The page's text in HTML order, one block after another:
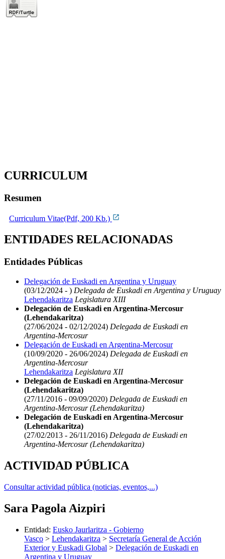
CURRICULUM
Resumen
Curriculum Vitae(Pdf, 200 Kb.)
ENTIDADES RELACIONADAS
Entidades Públicas
Delegación de Euskadi en Argentina y Uruguay
(03/12/2024 - ) Delegada de Euskadi en Argentina y Uruguay
Lehendakaritza Legislatura XIII
Delegación de Euskadi en Argentina-Mercosur
(Lehendakaritza)
(27/06/2024 - 02/12/2024) Delegada de Euskadi en
Argentina-Mercosur
Delegación de Euskadi en Argentina-Mercosur
(10/09/2020 - 26/06/2024) Delegada de Euskadi en
Argentina-Mercosur
Lehendakaritza Legislatura XII
Delegación de Euskadi en Argentina-Mercosur
(Lehendakaritza)
(27/11/2016 - 09/09/2020) Delegada de Euskadi en
Argentina-Mercosur (Lehendakaritza)
Delegación de Euskadi en Argentina-Mercosur
(Lehendakaritza)
(27/02/2013 - 26/11/2016) Delegada de Euskadi en
Argentina-Mercosur (Lehendakaritza)
ACTIVIDAD PÚBLICA
Consultar actividad pública (noticias, eventos,...)
Sara Pagola Aizpiri
Entidad: Eusko Jaurlaritza - Gobierno
Vasco > Lehendakaritza > Secretaría General de Acción
Exterior y Euskadi Global > Delegación de Euskadi en
Argentina y Uruguay